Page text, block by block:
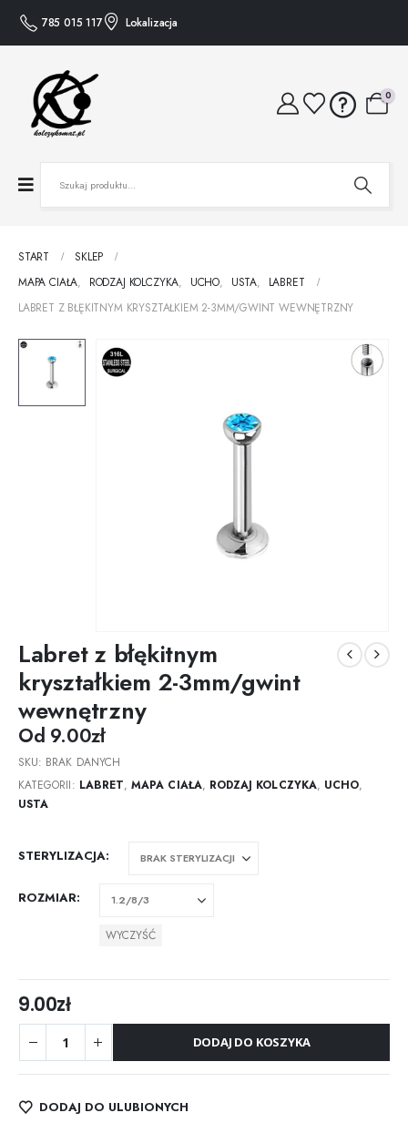
785 015 117 Lokalizacja
0
START
SKLEP
MAPA CIAŁA, RODZAJ KOLCZYKA, UCHO, USTA,
LABRET
LABRET Z BŁĘKITNYM KRYSZTAŁKIEM 2-3MM/GWINT WEWNĘTRZNY
Labret z błękitnym
kryształkiem 2-3mm/gwint
wewnętrzny
Od 9.00zł
SKU: BRAK DANYCH
KATEGORII: LABRET,MAPA CIAŁA, RODZAJ KOLCZYKA, UCHO,
USTA
STERYLIZACJA
ROZMIAR
WYCZYŚĆ
9.00zł
DODAJ DO KOSZYKA
DODAJ DO ULUBIONYCH